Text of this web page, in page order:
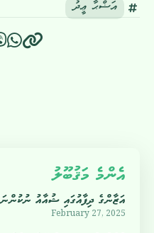
އަޟްޙާ ޢީދު
އެންމެ މަޤުބޫލު
އަޒާންގެ ދިފާއުގައި ޝުއާއު
February 27, 2025